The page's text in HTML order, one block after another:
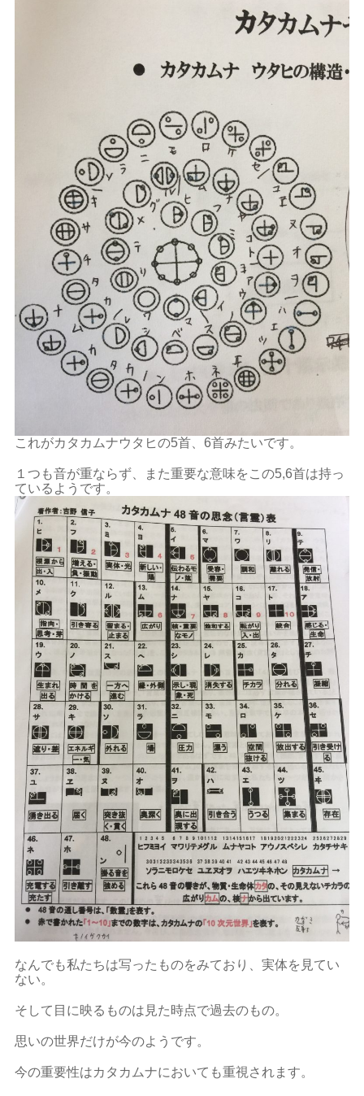
これがカタカムナウタヒの5首、6首みたいです。
１つも音が重ならず、また重要な意味をこの5,6首は持っ
ているようです。
なんでも私たちは写ったものをみており、実体を見てい
ない。
そして目に映るものは見た時点で過去のもの。
思いの世界だけが今のようです。
今の重要性はカタカムナにおいても重視されます。